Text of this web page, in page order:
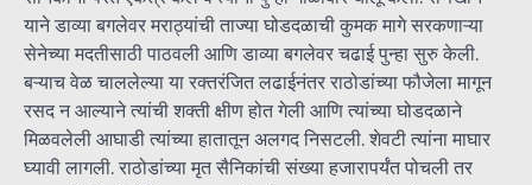
याने डाव्या बगलेवर मराठ्यांची ताज्या घोडदळाची कुमक मागे सरकणाऱ्या
सेनेच्या मदतीसाठी पाठवली आणि डाव्या बगलेवर चढाई पुन्हा सुरु केली.
बऱ्याच वेळ चाललेल्या या रक्तरंजित लढाईनंतर राठोडांच्या फौजेला मागून
रसद न आल्याने त्यांची शक्ती क्षीण होत गेली आणि त्यांच्या घोडदळाने
मिळवलेली आघाडी त्यांच्या हातातून अलगद निसटली. शेवटी त्यांना माघार
घ्यावी लागली. राठोडांच्या मृत सैनिकांची संख्या हजारापर्यंत पोचली तर